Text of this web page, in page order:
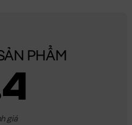
PHẨM
giá